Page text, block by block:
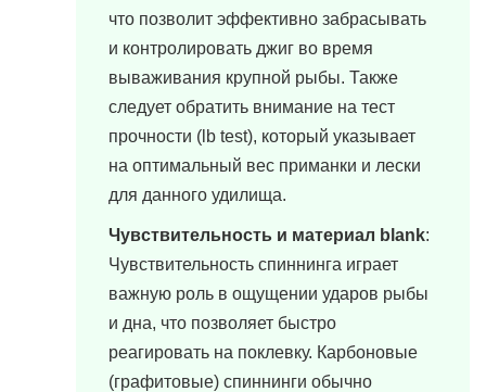
что позволит эффективно забрасывать
и контролировать джиг во время
вываживания крупной рыбы. Также
следует обратить внимание на тест
прочности (lb test), который указывает
на оптимальный вес приманки и лески
для данного удилища.
Чувствительность и материал blank:
Чувствительность спиннинга играет
важную роль в ощущении ударов рыбы
и дна, что позволяет быстро
реагировать на поклевку. Карбоновые
(графитовые) спиннинги обычно